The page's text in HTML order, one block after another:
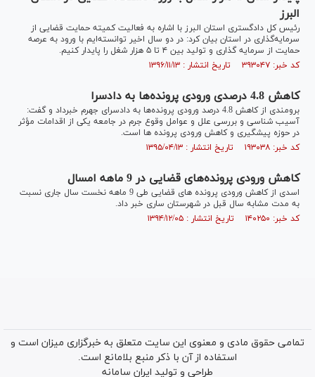
البرز
رئیس کل دادگستری استان البرز با اشاره به فعالیت کمیته حمایت قضایی از
سرمایه‌گذاری در استان بیان کرد: در دو سال اخیر توانسته‌ایم با ورود به عرصه
حمایت از سرمایه گذاری و تولید بین ۴ تا ۵ هزار شغل را پایدار کنیم.
کد خبر: ۳۹۳۰۴۷ تاریخ انتشار : ۱۳۹۶/۱۱/۱۳
کاهش 4.8 درصدی ورودی پرونده‌ها به دادسرا
برومندی از کاهش 4.8 درصد ورودی پرونده‌ها به دادسرای جهرم خبرداد و گفت:
آسیب شناسی و بررسی علل و عوامل وقوع جرم در جامعه یکی از اقدامات مؤثر
در حوزه پیشگیری و کاهش ورودی پرونده ها است.
کد خبر: ۱۹۳۰۳۸ تاریخ انتشار : ۱۳۹۵/۰۴/۱۳
کاهش ورودی پرونده‌های قضایی در 9 ماهه امسال
اسدی از کاهش ورودی پرونده های قضایی طی 9 ماهه نخست سال جاری نسبت
به مدت مشابه سال قبل در شهرستان ساری خبر داد.
کد خبر: ۱۴۰۲۵۰ تاریخ انتشار : ۱۳۹۴/۱۲/۰۵
تمامی حقوق مادی و معنوی این سایت متعلق به خبرگزاری میزان است و
استفاده از آن با ذکر منبع بلامانع است.
طراحی و تولید ایران سامانه